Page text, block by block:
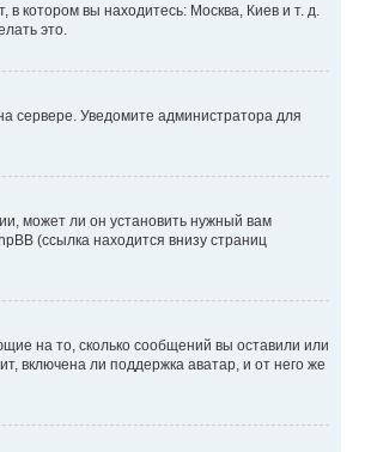
в котором вы находитесь: Москва, Киев и т. д.
это.
сервере. Уведомите администратора для
может ли он установить нужный вам
(ссылка находится внизу страниц
на то, сколько сообщений вы оставили или
включена ли поддержка аватар, и от него же